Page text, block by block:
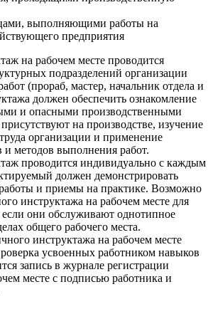
выполняющими работы на
предприятия
на рабочем месте проводится
подразделений организации
(прораб, мастер, начальник отдела и
должен обеспечить ознакомление
и опасными производственными
на производстве, изучение
организации и применение
и методов выполнения работ.
проводится индивидуально с каждым
должен демонстрировать
и приемы на практике. Возможно
инструктажа на рабочем месте для
они обслуживают однотипное
общего рабочего места.
инструктажа на рабочем месте
усвоенных работником навыков
запись в журнале регистрации
месте с подписью работника и